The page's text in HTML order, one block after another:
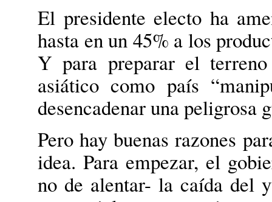
El presidente electo ha
hasta en un 45% a los
Y para preparar el
asiático como país
desencadenar una peligrosa
Pero hay buenas razones
idea. Para empezar, el
no de alentar- la caída del